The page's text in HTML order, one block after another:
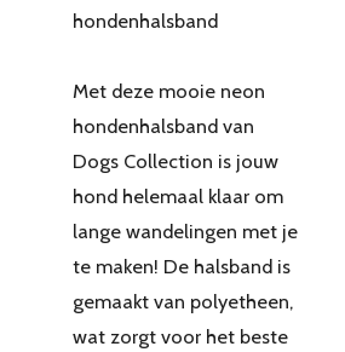
hondenhalsband
Met deze mooie neon
hondenhalsband van
Dogs Collection is jouw
hond helemaal klaar om
lange wandelingen met je
te maken! De halsband is
gemaakt van polyetheen,
wat zorgt voor het beste